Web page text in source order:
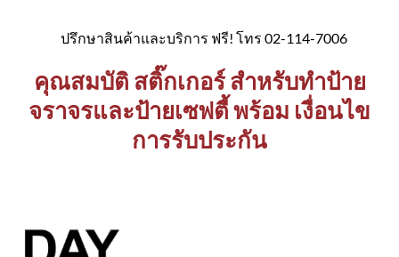
ปรึกษาสินค้าและบริการ ฟรี! โทร 02-114-7006
คุณสมบัติ สติ๊กเกอร์ สำหรับทำป้าย
จราจรและป้ายเซฟตี้ พร้อม เงื่อนไข
การรับประกัน